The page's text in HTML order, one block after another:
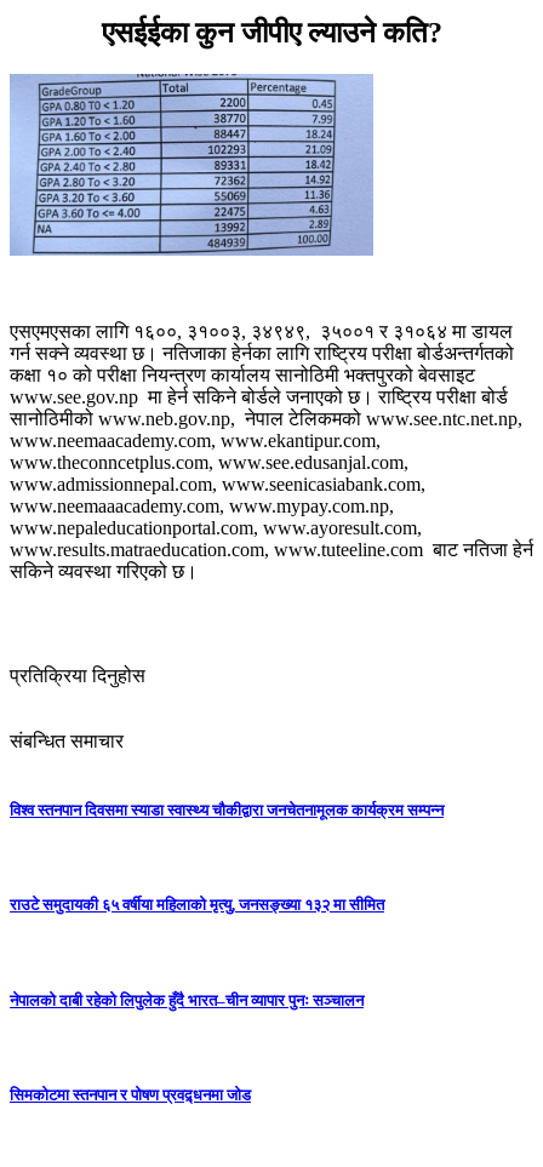
एसईईका कुन जीपीए ल्याउने कति?
एसएमएसका लागि १६००, ३१००३, ३४९४९, ३५००१ र ३१०६४ मा डायल
गर्न सक्ने व्यवस्था छ। नतिजाका हेर्नका लागि राष्ट्रिय परीक्षा बोर्डअन्तर्गतको
कक्षा १० को परीक्षा नियन्त्रण कार्यालय सानोठिमी भक्तपुरको बेवसाइट
www.see.gov.np मा हेर्न सकिने बोर्डले जनाएको छ। राष्ट्रिय परीक्षा बोर्ड
सानोठिमीको www.neb.gov.np, नेपाल टेलिकमको www.see.ntc.net.np,
www.neemaacademy.com, www.ekantipur.com,
www.theconncetplus.com, www.see.edusanjal.com,
www.admissionnepal.com, www.seenicasiabank.com,
www.neemaaacademy.com, www.mypay.com.np,
www.nepaleducationportal.com, www.ayoresult.com,
www.results.matraeducation.com, www.tuteeline.com बाट नतिजा हेर्न
सकिने व्यवस्था गरिएको छ।
प्रतिक्रिया दिनुहोस
संबन्धित समाचार
विश्व स्तनपान दिवसमा स्याडा स्वास्थ्य चौकीद्वारा जनचेतनामूलक कार्यक्रम सम्पन्न
राउटे समुदायकी ६५ वर्षीया महिलाको मृत्यु, जनसङ्ख्या १३२ मा सीमित
नेपालको दाबी रहेको लिपुलेक हुँदै भारत–चीन व्यापार पुनः सञ्चालन
सिमकोटमा स्तनपान र पोषण प्रवद्र्धनमा जोड